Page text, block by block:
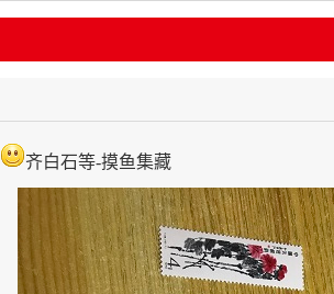
齐白石等-摸鱼集藏